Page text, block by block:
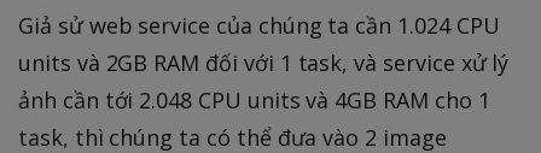
Giả sử web service của chúng ta cần 1.024 CPU
units và 2GB RAM đối với 1 task, và service xử lý
ảnh cần tới 2.048 CPU units và 4GB RAM cho 1
task, thì chúng ta có thể đưa vào 2 image